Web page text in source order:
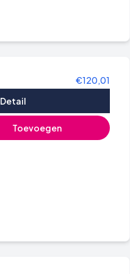
€120,01
Detail
Toevoegen